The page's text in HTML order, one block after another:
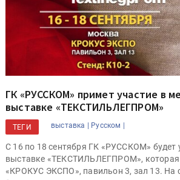
ГК «РУССКОМ» примет участие в
выставке «ТЕКСТИЛЬЛЕГПРОМ»
ТЕГИ выставка | Русском |
С 16 по 18 сентября ГК «РУССКОМ» будет
выставке «ТЕКСТИЛЬЛЕГПРОМ»,
«КРОКУС ЭКСПО», павильон 3, зал 13. На